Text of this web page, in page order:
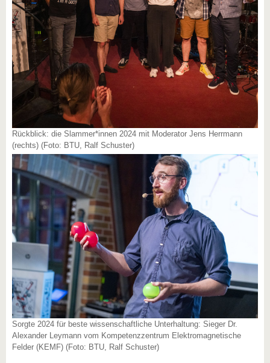
Rückblick: die Slammer*innen 2024 mit Moderator Jens Herrmann
(rechts) (Foto: BTU, Ralf Schuster)
Sorgte 2024 für beste wissenschaftliche Unterhaltung: Sieger Dr.
Alexander Leymann vom Kompetenzzentrum Elektromagnetische
Felder (KEMF) (Foto: BTU, Ralf Schuster)